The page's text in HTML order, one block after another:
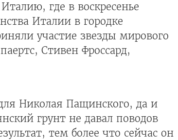
где в воскресенье
Италии в городке
участие звезды мирового
Стивен Фроссард,
Николая Пащинского, да и
грунт не давал поводов
тем более что сейчас он